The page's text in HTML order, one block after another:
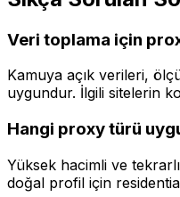
Veri toplama için
Kamuya açık verileri,
uygundur. İlgili sitelerin
Hangi proxy türü
Yüksek hacimli ve
doğal profil için